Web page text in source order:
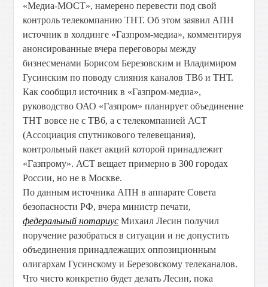
«Медиа-МОСТ», намерено перевести под свой
контроль телекомпанию ТНТ. Об этом заявил АПН
источник в холдинге «Газпром-медиа», комментируя
анонсированные вчера переговоры между
бизнесменами Борисом Березовским и Владимиром
Гусинским по поводу слияния каналов ТВ6 и ТНТ.
Как сообщил источник в «Газпром-медиа»,
руководство ОАО «Газпром» планирует объединение
ТНТ вовсе не с ТВ6, а с телекомпанией АСТ
(Ассоциация спутникового телевещания),
контрольный пакет акций которой принадлежит
«Газпрому». АСТ вещает примерно в 300 городах
России, но не в Москве.
По данным источника АПН в аппарате Совета
безопасности РФ, вчера министр печати,
федеральный нотариус Михаил Лесин получил
поручение разобраться в ситуации и не допустить
объединения принадлежащих оппозиционным
олигархам Гусинскому и Березовскому телеканалов.
Что чисто конкретно будет делать Лесин, пока